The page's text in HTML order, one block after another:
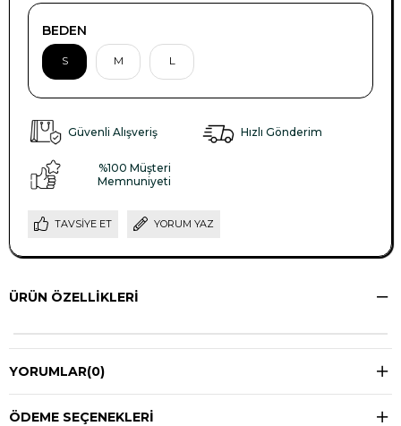
BEDEN
S M L
Güvenli Alışveriş Hızlı Gönderim
%100 Müşteri
Memnuniyeti
TAVSIYE ET YORUM YAZ
ÜRÜN ÖZELLIKLERI
YORUMLAR(0)
ÖDEME SEÇENEKLERI